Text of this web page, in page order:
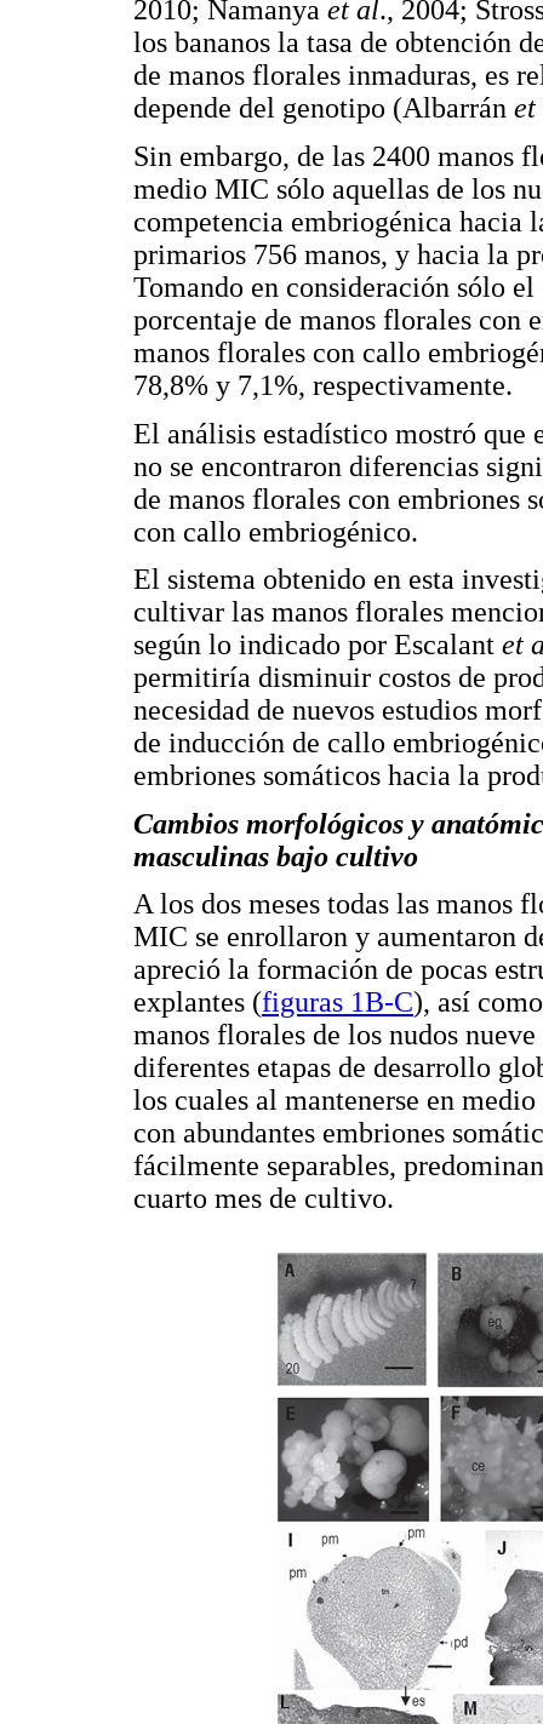
2010; Namanya et al., 2004;
los bananos la tasa de obtención
de manos florales inmaduras, es
depende del genotipo (Albarrán et
Sin embargo, de las 2400 manos
medio MIC sólo aquellas de los
competencia embriogénica hacia
primarios 756 manos, y hacia la
Tomando en consideración sólo
porcentaje de manos florales con
manos florales con callo
78,8% y 7,1%, respectivamente.
El análisis estadístico mostró que
no se encontraron diferencias
de manos florales con embriones
con callo embriogénico.
El sistema obtenido en esta
cultivar las manos florales
según lo indicado por Escalant et
permitiría disminuir costos de
necesidad de nuevos estudios
de inducción de callo
embriones somáticos hacia la
Cambios morfológicos y
masculinas bajo cultivo
A los dos meses todas las manos
MIC se enrollaron y aumentaron
apreció la formación de pocas
explantes (figuras 1B-C), así
manos florales de los nudos
diferentes etapas de desarrollo
los cuales al mantenerse en
con abundantes embriones
fácilmente separables,
cuarto mes de cultivo.